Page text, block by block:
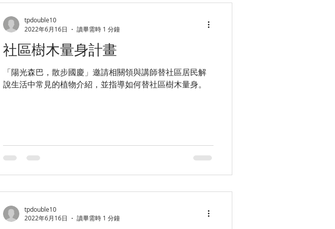
社區樹木量身計畫
「陽光森巴，散步國慶」邀請相關領與講師替社區居民解
說生活中常見的植物介紹，並指導如何替社區樹木量身。
tpdouble10
2022年6月16日
讀畢需時 1 分鐘
tpdouble10
2022年6月16日
讀畢需時 1 分鐘